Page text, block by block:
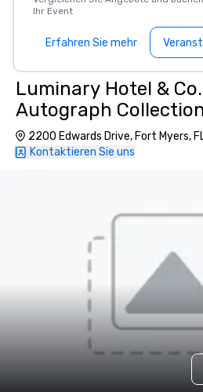
Ihr Event
Erfahren Sie mehr
Luminary Hotel &
Autograph Collection
2200 Edwards Drive, Fort Myers,
Kontaktieren Sie uns